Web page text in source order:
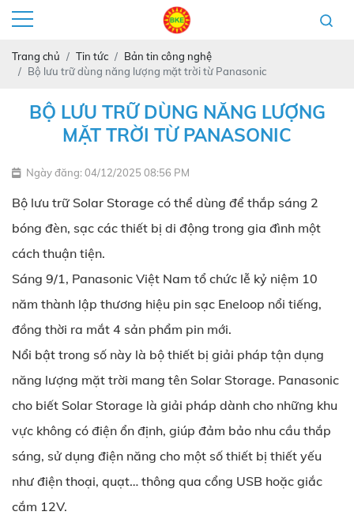
Trang chủ Tin tức
Bản tin công nghệ
Bộ lưu trữ dùng năng lượng mặt trời từ Panasonic
BỘ LƯU TRỮ DÙNG NĂNG LƯỢNG
MẶT TRỜI TỪ PANASONIC
Ngày đăng: 04/12/2025 08:56 PM
Bộ lưu trữ Solar Storage có thể dùng để thắp sáng 2
bóng đèn, sạc các thiết bị di động trong gia đình một
cách thuận tiện.
Sáng 9/1, Panasonic Việt Nam tổ chức lễ kỷ niệm 10
năm thành lập thương hiệu pin sạc Eneloop nổi tiếng,
đồng thời ra mắt 4 sản phẩm pin mới.
Nổi bật trong số này là bộ thiết bị giải pháp tận dụng
năng lượng mặt trời mang tên Solar Storage. Panasonic
cho biết Solar Storage là giải pháp dành cho những khu
vực không có điện ổn định, giúp đảm bảo nhu cầu thắp
sáng, sử dụng điện năng cho một số thiết bị thiết yếu
như điện thoại, quạt… thông qua cổng USB hoặc giắc
cắm 12V.